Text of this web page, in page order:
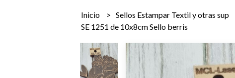
Inicio
Sellos Estampar Textil y otras sup
SE 1251 de 10x8cm Sello berris